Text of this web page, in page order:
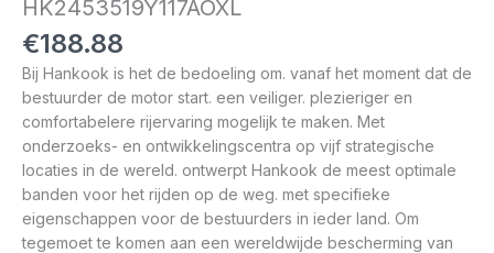
HK2453519Y117AOXL
€188.88
Bij Hankook is het de bedoeling om. vanaf het moment dat de
bestuurder de motor start. een veiliger. plezieriger en
comfortabelere rijervaring mogelijk te maken. Met
onderzoeks- en ontwikkelingscentra op vijf strategische
locaties in de wereld. ontwerpt Hankook de meest optimale
banden voor het rijden op de weg. met specifieke
eigenschappen voor de bestuurders in ieder land. Om
tegemoet te komen aan een wereldwijde bescherming van